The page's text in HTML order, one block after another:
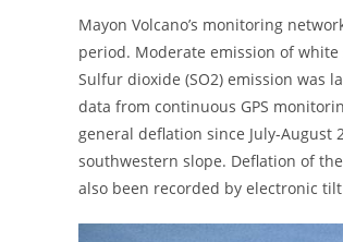
Mayon Volcano’s monitoring
period. Moderate emission of
Sulfur dioxide (SO2) emission was
data from continuous GPS
general deflation since July-
southwestern slope. Deflation of
also been recorded by electronic